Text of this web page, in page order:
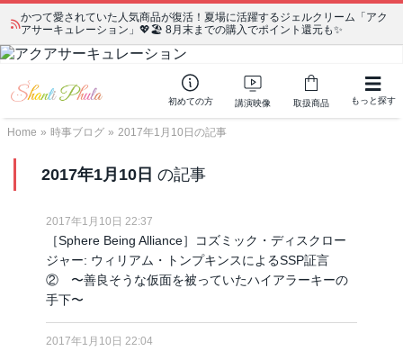
かつて愛されていた人気商品が復活！夏場に活躍するジェルクリーム「アク
アサーキュレーション」💖🏖️ 8月末までの購入でポイント還元も✨
初めての方 講演映像 取扱商品 もっと探す
Home » 時事ブログ » 2017年1月10日の記事
2017年1月10日 の記事
2017年1月10日 22:37
［Sphere Being Alliance］コズミック・ディスクロー
ジャー: ウィリアム・トンプキンスによるSSP証言
② 〜善良そうな仮面を被っていたハイアラーキーの
手下〜
2017年1月10日 22:04